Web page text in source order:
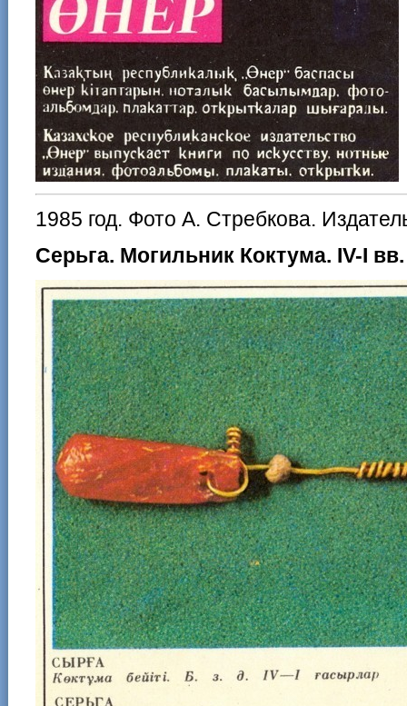
1985 год. Фото А. Стребкова.
Серьга. Могильник Коктума. IV-I